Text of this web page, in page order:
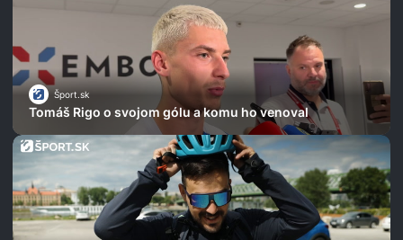
Šport.sk
Tomáš Rigo o svojom gólu a komu ho venoval